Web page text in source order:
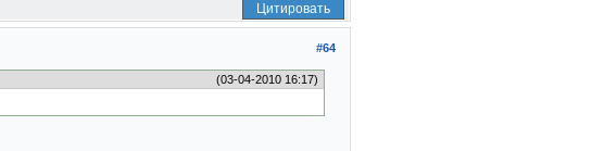
Цитировать
#64
(03-04-2010 16:17)